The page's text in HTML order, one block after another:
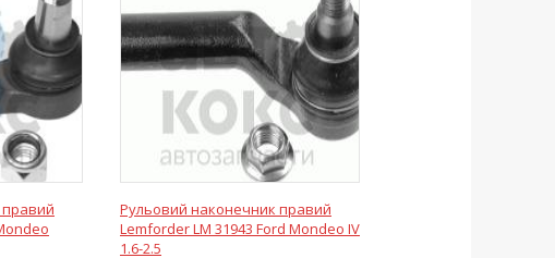
Рульовий наконечник правий
Lemforder LM 31943 Ford Mondeo IV
1.6-2.5